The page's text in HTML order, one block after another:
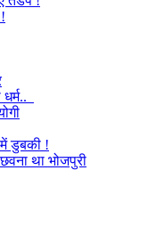
डुबकी !
था भोजपुरी